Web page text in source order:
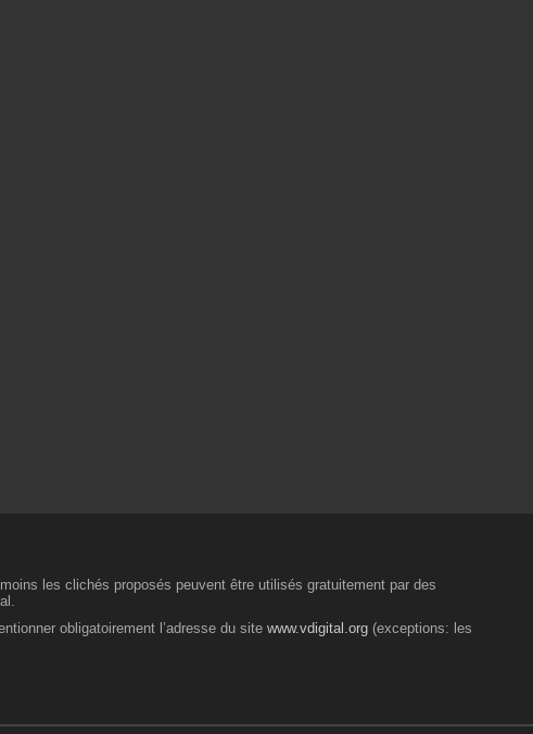
les clichés proposés peuvent être utilisés gratuitement par des
obligatoirement l’adresse du site www.vdigital.org (exceptions: les